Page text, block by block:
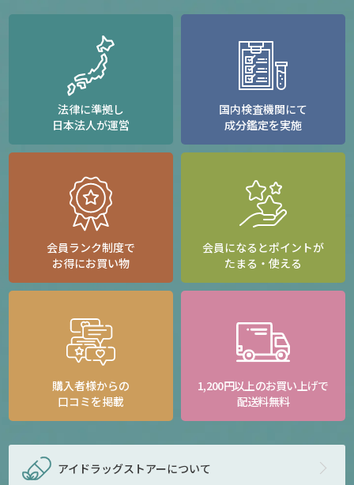
法律に準拠し
日本法人が運営
国内検査機関にて
成分鑑定を実施
会員ランク制度で
お得にお買い物
会員になるとポイントが
たまる・使える
購入者様からの
口コミを掲載
1,200円以上のお買い上げで
配送料無料
アイドラッグストアーについて